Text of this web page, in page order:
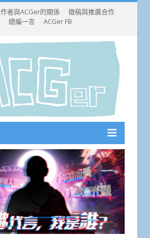
作者與ACGer的關係
徵稿與推廣合作
總編一言
ACGer FB